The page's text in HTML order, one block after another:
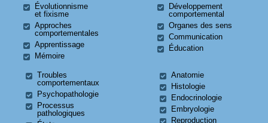
Évolutionnisme
et fixisme
Approches
comportementales
Apprentissage
Mémoire
Développement
comportemental
Organes des sens
Communication
Éducation
Troubles
comportementaux
Psychopathologie
Processus
pathologiques
Anatomie
Histologie
Endocrinologie
Embryologie
Reproduction